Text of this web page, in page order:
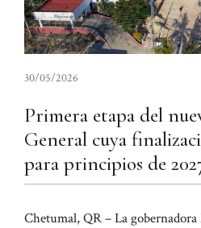
30/05/2026
Primera etapa del
General cuya
para principios de
Chetumal, QR – La